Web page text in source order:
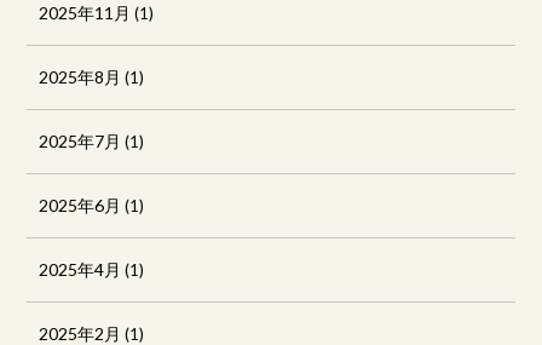
2025年11月 (1)
2025年8月 (1)
2025年7月 (1)
2025年6月 (1)
2025年4月 (1)
2025年2月 (1)